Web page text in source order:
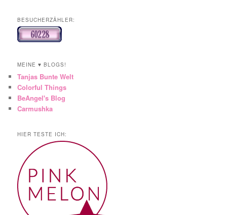
BESUCHERZÄHLER:
MEINE ♥ BLOGS!
Tanjas Bunte Welt
Colorful Things
BeAngel's Blog
Carmushka
HIER TESTE ICH: